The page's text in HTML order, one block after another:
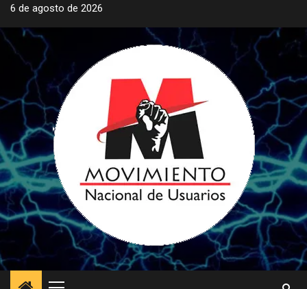
Saltar
contenido
6 de agosto de 2026